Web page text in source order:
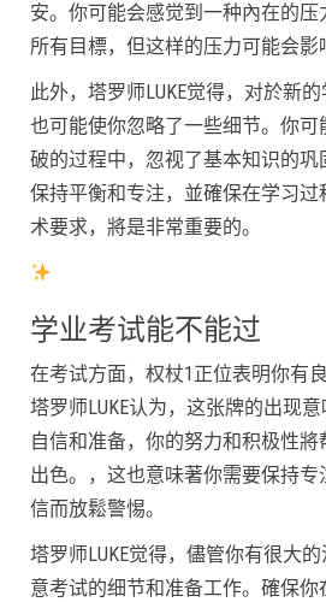
安。你可能会感觉到一种內在的压
所有目標，但这样的压力可能会影
此外，塔罗师LUKE觉得，对於新
也可能使你忽略了一些细节。你可
破的过程中，忽视了基本知识的巩
保持平衡和专注，並確保在学习过
术要求，將是非常重要的。
学业考试能不能过
在考试方面，权杖1正位表明你有
塔罗师LUKE认为，这张牌的出现
自信和准备，你的努力和积极性
出色。，这也意味著你需要保持专
信而放鬆警惕。
塔罗师LUKE觉得，儘管你有很大
意考试的细节和准备工作。確保